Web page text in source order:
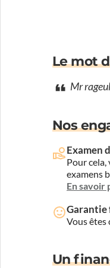
Le mot
Mr
Nos
Examen
Pour cela,
examens
En savoir
Garantie
Vous êtes
Un